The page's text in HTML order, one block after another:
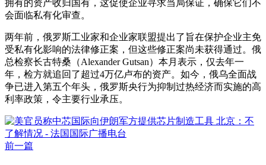
拥有的资产收归国有，这促使企业寻求当局保证，确保它们不
会面临私有化审查。
两年前，俄罗斯工业家和企业家联盟提出了旨在保护企业主免
受私有化影响的法律修正案，但这些修正案尚未获得通过。俄
总检察长古特桑（Alexander Gutsan）本月表示，仅去年一
年，检方就追回了超过4万亿卢布的资产。如今，俄乌全面战
争已进入第五个年头，俄罗斯央行为抑制过热经济而实施的高
利率政策，令主要行业承压。
前一篇